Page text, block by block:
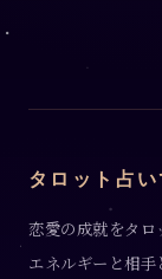
タロット占
恋愛の成就をタ
エネルギーと相